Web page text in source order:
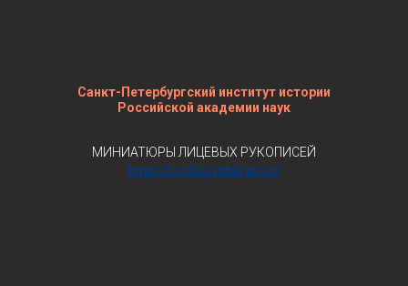
Санкт-Петербургский институт истории
Российской академии наук
МИНИАТЮРЫ ЛИЦЕВЫХ РУКОПИСЕЙ
https://codex.spbiiran.ru/